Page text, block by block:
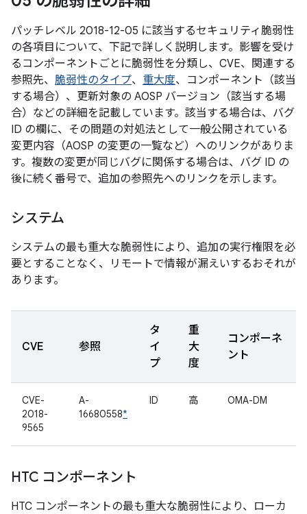
パッチレベル 2018-12-05 に該当するセキュリティ脆弱性
の各項目について、下記で詳しく説明します。影響を受け
るコンポーネントごとに脆弱性を分類し、CVE、関連する
参照先、 脆弱性のタイプ、 重大度、コンポーネント（該当
する場合）、更新対象の AOSP バージョン（該当する場
合）などの詳細を記載しています。該当する場合は、バグ
ID の欄に、その問題の対処法として一般公開されている
変更内容（AOSP の変更の一覧など）へのリンクがありま
す。複数の変更が同じバグに関係する場合は、バグ ID の
後に続く番号で、追加の参照先へのリンクを示します。
システム
システムの最も重大な脆弱性により、追加の実行権限を必
要とすることなく、リモートで情報が漏えいするおそれが
あります。
CVE 参照
タ
イ
プ
重
大
度
コンポーネ
ント
CVE-
2018-
9565
A-
16680558*
ID 高 OMA-DM
HTC コンポーネント
HTC コンポーネントの最も重大な脆弱性により、ローカ